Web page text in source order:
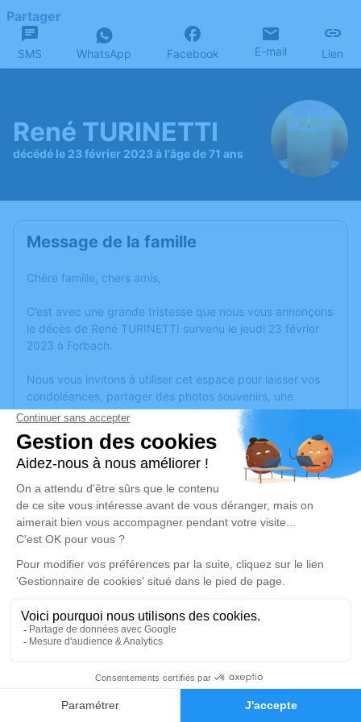
Faire-part Hommages
Partager
SMS WhatsApp Facebook E-mail Lien
René TURINETTI
décédé le 23 février 2023 à l'âge de 71 ans
Message de la famille
Chère famille, chers amis,
C’est avec une grande tristesse que nous vous annonçons
le décès de René TURINETTI survenu le jeudi 23 février
2023 à Forbach.
Nous vous invitons à utiliser cet espace pour laisser vos
condoléances, partager des photos souvenirs, une
anecdote ou exprimer vos pensées à travers des poèmes
ou des textes. Cet endroit est un lieu d'expression dédié à
honorer la mémoire de René TURINETTI.
Un service de plantation d’arbre hommage estdisponible
lundi 27 février 2023 à 14h30
Église Saint Remi de Forbach
rue de l'église